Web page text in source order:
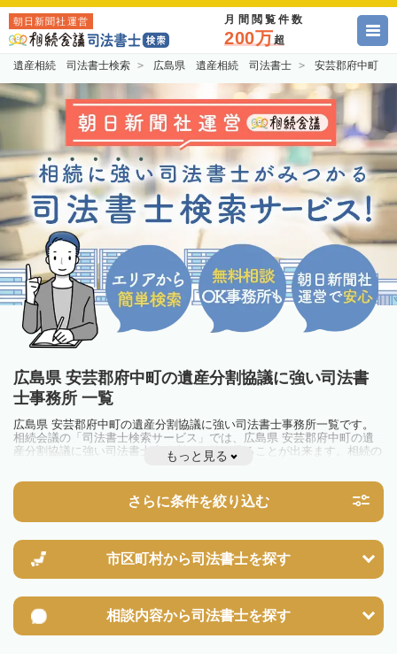
朝日新聞社運営 月間閲覧件数
200万超
遺産相続 司法書士検索 広島県 遺産相続 司法書士 安芸郡府中町
広島県 安芸郡府中町の遺産分割協議に強い司法書
士事務所 一覧
広島県 安芸郡府中町の遺産分割協議に強い司法書士事務所一覧です。
相続会議の「司法書士検索サービス」では、広島県 安芸郡府中町の遺
産分割協議に強い司法書士事務所を一覧で見ることが出来ます。相続の
トラブルやお悩みを抱えている方は一度近隣の司法書士に相談してみま
もっと見る
さらに条件を絞り込む
市区町村から司法書士を探す
相談内容から司法書士を探す